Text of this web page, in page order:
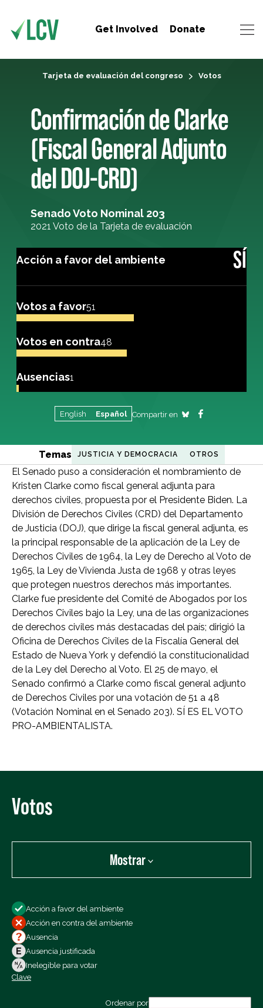
Get Involved Donate
Tarjeta de evaluación del congreso Votos
Confirmación de Clarke
(Fiscal General Adjunto
del DOJ-CRD)
Senado Voto Nominal 203
2021 Voto de la Tarjeta de evaluación
Acción a favor del ambiente SÍ
Votos a favor51
Votos en contra48
Ausencias1
English Español Compartir en
Temas JUSTICIA Y DEMOCRACIA OTROS
El Senado puso a consideración el nombramiento de
Kristen Clarke como fiscal general adjunta para
derechos civiles, propuesta por el Presidente Biden. La
División de Derechos Civiles (CRD) del Departamento
de Justicia (DOJ), que dirige la fiscal general adjunta, es
la principal responsable de la aplicación de la Ley de
Derechos Civiles de 1964, la Ley de Derecho al Voto de
1965, la Ley de Vivienda Justa de 1968 y otras leyes
que protegen nuestros derechos más importantes.
Clarke fue presidente del Comité de Abogados por los
Derechos Civiles bajo la Ley, una de las organizaciones
de derechos civiles más destacadas del país; dirigió la
Oficina de Derechos Civiles de la Fiscalía General del
Estado de Nueva York y defendió la constitucionalidad
de la Ley del Derecho al Voto. El 25 de mayo, el
Senado confirmó a Clarke como fiscal general adjunto
de Derechos Civiles por una votación de 51 a 48
(Votación Nominal en el Senado 203). SÍ ES EL VOTO
PRO-AMBIENTALISTA.
Votos
Mostrar
Todos los votos
Votos a favor
Votos en contra
Ausencias
Exportar los datos (CSV)
Acción a favor del ambiente
Acción en contra del ambiente
Ausencia
Ausencia justificada
Inelegible para votar
Clave
Ordenar por